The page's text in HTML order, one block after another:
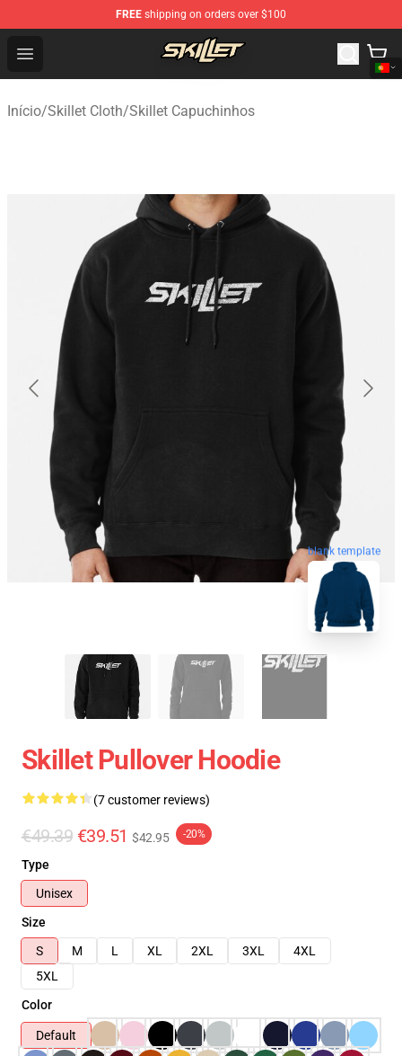
FREE shipping on orders over $100
Open menu
Skillet Shop - Official Skillet Merchandise Store
Início/Skillet Cloth/Skillet Capuchinhos
blank template
Skillet Pullover Hoodie
(7 customer reviews)
€49.39 €39.51 $42.95 -20%
Type
Unisex
Size
S
M L XL 2XL 3XL
4XL
5XL
Color
Default